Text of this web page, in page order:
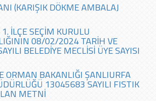
(KARIŞIK DÖKME AMBALAJ
İLÇE SEÇİM KURULU
08/02/2024 TARİH VE
BELEDİYE MECLİSİ ÜYE SAYISI
ORMAN BAKANLIĞI ŞANLIURFA
13045683 SAYILI FISTIK
METNİ